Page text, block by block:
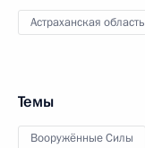
Астраханская область
Темы
Вооружённые Силы